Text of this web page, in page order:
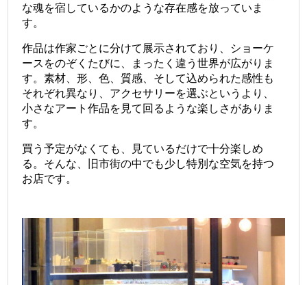
な魂を宿しているかのような存在感を放っていま
す。
作品は作家ごとに分けて展示されており、ショーケ
ースをのぞくたびに、まったく違う世界が広がりま
す。素材、形、色、質感、そして込められた感性も
それぞれ異なり、アクセサリーを選ぶというより、
小さなアート作品を見て回るような楽しさがありま
す。
買う予定がなくても、見ているだけで十分楽しめ
る。そんな、旧市街の中でも少し特別な空気を持つ
お店です。